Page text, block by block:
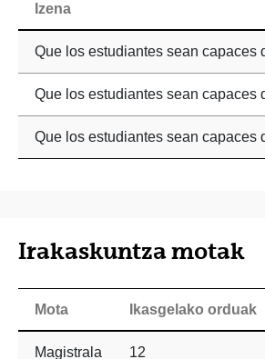
Izena
Que los estudiantes sean capaces
Que los estudiantes sean capaces
Que los estudiantes sean capaces
Irakaskuntza motak
Mota Ikasgelako orduak
Magistrala 12